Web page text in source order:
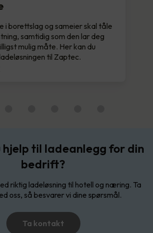
i borettslag og sameier skal tåle
samtidig som den lar deg
mulig måte. Her kan du
til Zaptec.
hjelp til ladeanlegg for din
bedrift?
riktig ladeløsning til hotell og næring. Ta
oss, så besvarer vi dine spørsmål.
Ta kontakt